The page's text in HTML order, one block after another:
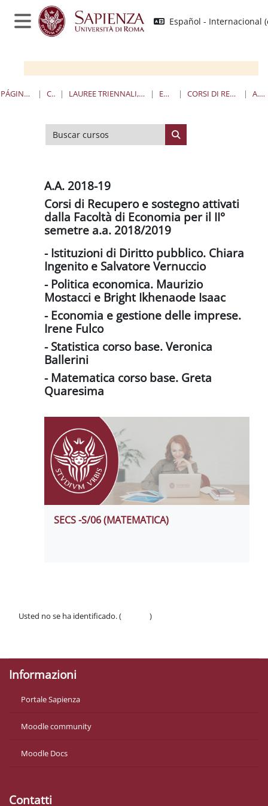
Salta al contenido principal
Panel lateral
Español - Internacional
PÁGINA PRINCIPAL CURSOS LAUREE TRIENNALI, MAGISTRALI, A CICLO UNICO ECONOMIA CORSI DI RECUPERO E SOSTEGNO A.A. 2018-19
Buscar cursos
Buscar cursos
A.A. 2018-19
Corsi di Recupero e sostegno attivati
dalla Facoltà di Economia per il II°
semetre a.a. 2018/2019
- Istituzioni di Diritto pubblico. Chiara
Ingenito e Salvatore Vernuccio
- Politica economica. Maurizio
Mostacci e Bright Ikhenaode Isaac
- Economia e gestione delle imprese.
Irene Fulco
- Statistica corso base. Veronica
Ballerini
- Matematica corso base. Greta
Quaresima
SECS -S/06 (MATEMATICA)
Usted no se ha identificado. (
)
Informazioni
Portale Sapienza
Moodle community
Moodle Docs
Contatti